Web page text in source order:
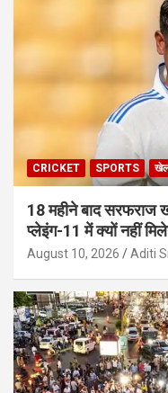
CRICKET SPORTS
18 महीने बाद सरफराज
प्लेइंग-11 में क्यों नहीं
August 10, 2026 Aditi